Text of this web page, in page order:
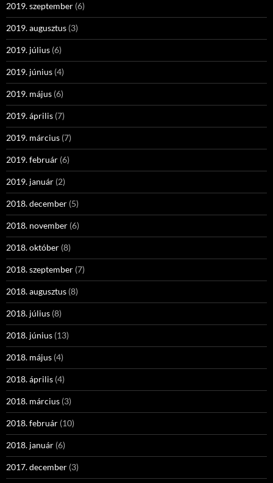
2019. szeptember (6)
2019. augusztus (3)
2019. július (6)
2019. június (4)
2019. május (6)
2019. április (7)
2019. március (7)
2019. február (6)
2019. január (2)
2018. december (5)
2018. november (6)
2018. október (8)
2018. szeptember (7)
2018. augusztus (8)
2018. július (8)
2018. június (13)
2018. május (4)
2018. április (4)
2018. március (3)
2018. február (10)
2018. január (6)
2017. december (3)